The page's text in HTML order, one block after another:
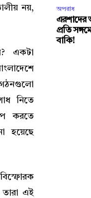
নয়,
একটা
নিতে
করতে
হয়েছে
এই
অপরাধ
এরশাদের
প্রতি
বাকি!